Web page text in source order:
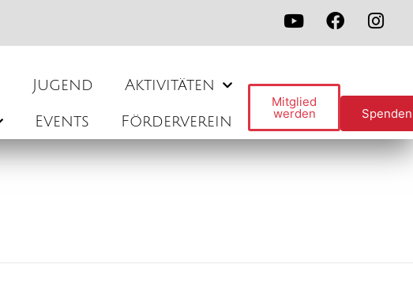
Jugend Aktivitäten
Events Förderverein
Mitglied
werden Spenden